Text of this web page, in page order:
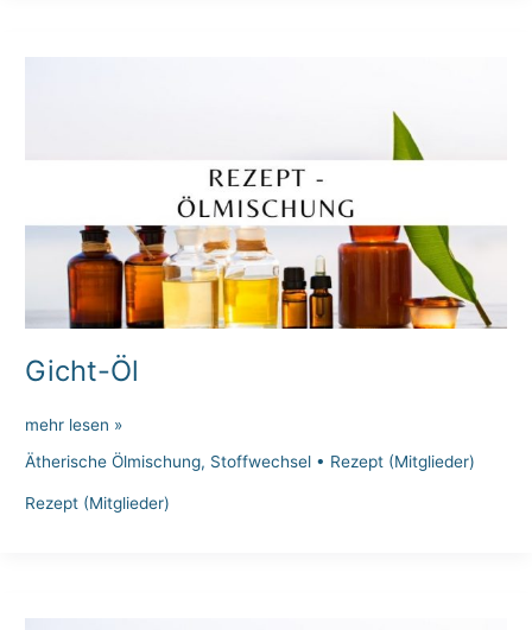
Gicht-Öl
Gicht-
Öl
mehr lesen »
Ätherische Ölmischung, Stoffwechsel• Rezept (Mitglieder)
Rezept (Mitglieder)